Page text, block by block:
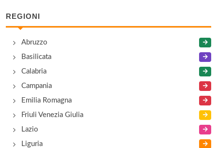
REGIONI
Abruzzo
Basilicata
Calabria
Campania
Emilia Romagna
Friuli Venezia Giulia
Lazio
Liguria